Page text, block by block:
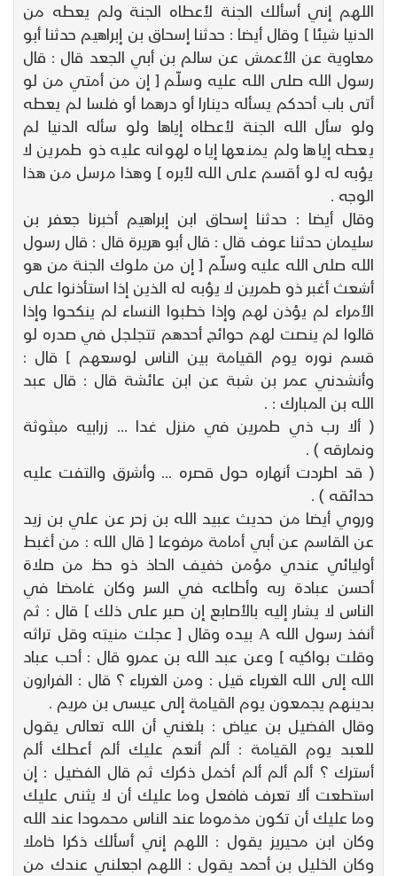
اللهم إني أسألك الجنة لأعطاه الجنة ولم يعطه من
الدنيا شيئا ] وقال أيضا : حدثنا إسحاق بن إبراهيم حدثنا أبو
معاوية عن الأعمش عن سالم بن أبي الجعد قال : قال
رسول الله صلى الله عليه وسلّم [ إن من أمتي من لو
أتى باب أحدكم يسأله دينارا أو درهما أو فلسا لم يعطه
ولو سأل الله الجنة لأعطاه إياها ولو سأله الدنيا لم
يعطه إياها ولم يمنعها إياه لهوانه عليه ذو طمرين لا
يؤبه له لو أقسم على الله لأبره ] وهذا مرسل من هذا
الوجه .
وقال أيضا : حدثنا إسحاق ابن إبراهيم أخبرنا جعفر بن
سليمان حدثنا عوف قال : قال أبو هريرة قال : قال رسول
الله صلى الله عليه وسلّم [ إن من ملوك الجنة من هو
أشعث أغبر ذو طمرين لا يؤبه له الذين إذا استأذنوا على
الأمراء لم يؤذن لهم وإذا خطبوا النساء لم ينكحوا وإذا
قالوا لم ينصت لهم حوائج أحدهم تتجلجل في صدره لو
قسم نوره يوم القيامة بين الناس لوسعهم ] قال :
وأنشدني عمر بن شبة عن ابن عائشة قال : قال عبد
الله بن المبارك : .
( ألا رب ذي طمرين في منزل غدا ... زرابيه مبثوثة
ونمارقه ) .
( قد اطردت أنهاره حول قصره ... وأشرق والتفت عليه
حدائقه ) .
وروي أيضا من حديث عبيد الله بن زحر عن علي بن زيد
عن القاسم عن أبي أمامة مرفوعا [ قال الله : من أغبط
أوليائي عندي مؤمن خفيف الحاذ ذو حظ من صلاة
أحسن عبادة ربه وأطاعه في السر وكان غامضا في
الناس لا يشار إليه بالأصابع إن صبر على ذلك ] قال : ثم
أنفذ رسول الله A بيده وقال [ عجلت منيته وقل تراثه
وقلت بواكيه ] وعن عبد الله بن عمرو قال : أحب عباد
الله إلى الله الغرباء قيل : ومن الغرباء ؟ قال : الفرارون
بدينهم يجمعون يوم القيامة إلى عيسى بن مريم .
وقال الفضيل بن عياض : بلغني أن الله تعالى يقول
للعبد يوم القيامة : ألم أنعم عليك ألم أعطك ألم
أسترك ؟ ألم ألم ألم أخمل ذكرك ثم قال الفضيل : إن
استطعت ألا تعرف فافعل وما عليك أن لا يثنى عليك
وما عليك أن تكون مذموما عند الناس محمودا عند الله
وكان ابن محيريز يقول : اللهم إني أسألك ذكرا خاملا
وكان الخليل بن أحمد يقول : اللهم اجعلني عندك من